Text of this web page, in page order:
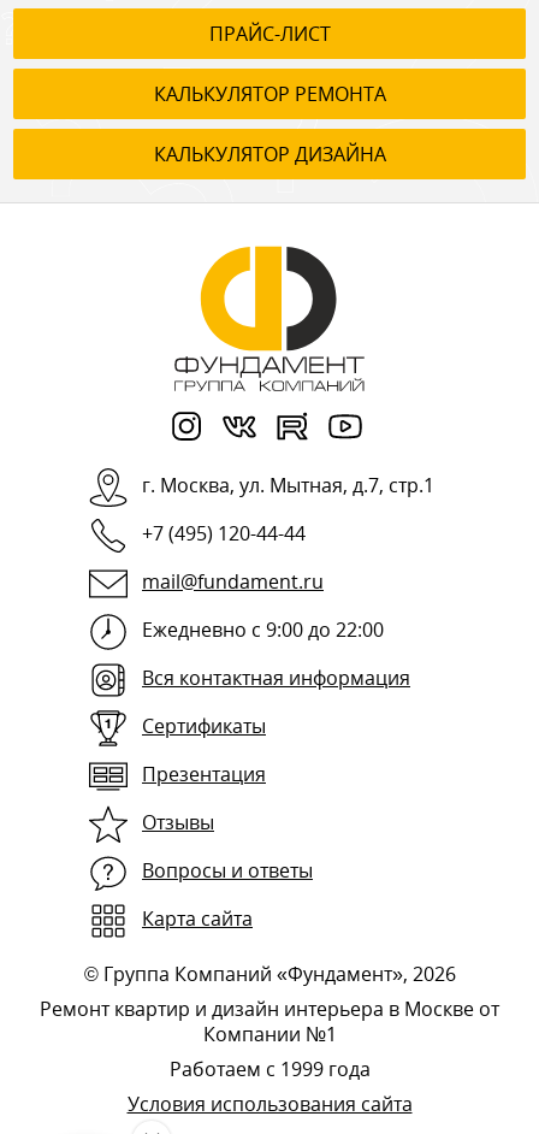
ПРАЙС-ЛИСТ
КАЛЬКУЛЯТОР РЕМОНТА
КАЛЬКУЛЯТОР ДИЗАЙНА
г. Москва, ул. Мытная, д.7, стр.1
+7 (495) 120-44-44
mail@fundament.ru
Ежедневно с 9:00 до 22:00
Вся контактная информация
Сертификаты
Презентация
Отзывы
Вопросы и ответы
Карта сайта
© Группа Компаний «Фундамент», 2026
Ремонт квартир и дизайн интерьера в Москве от
Компании №1
Работаем с 1999 года
Условия использования сайта